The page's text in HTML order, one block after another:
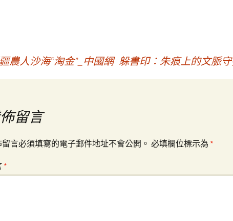
農人沙海“淘金”_中國網 躲書印：朱痕上的文脈
留言
言必須填寫的電子郵件地址不會公開。 必填欄位標示為 *
*